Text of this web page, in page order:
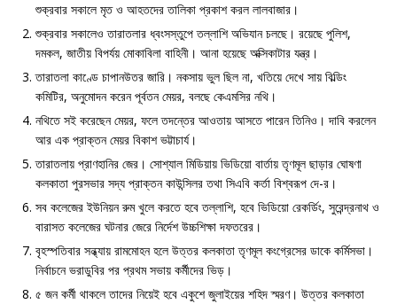
শুক্রবার সকালে মৃত ও আহতদের তালিকা প্রকাশ করল লালবাজার।
শুক্রবার সকালেও তারাতলার ধ্বংসস্তুপে তল্লাশি অভিযান চলছে। রয়েছে পুলিশ,
দমকল, জাতীয় বিপর্যয় মোকাবিলা বাহিনী। আনা হয়েছে অক্সিকাটার যন্ত্র।
তারাতলা কাণ্ডে চাপানউতর জারি। নকসায় ভুল ছিল না, খতিয়ে দেখে সায় বিল্ডিং
কমিটির, অনুমোদন করেন পূর্বতন মেয়র, বলছে কেএমসির নথি।
নথিতে সই করেছেন মেয়র, ফলে তদন্তের আওতায় আসতে পারেন তিনিও। দাবি করলেন
আর এক প্রাক্তন মেয়র বিকাশ ভট্টাচার্য।
তারাতলায় প্রাণহানির জের। সোশ্যাল মিডিয়ায় ভিডিয়ো বার্তায় তৃণমূল ছাড়ার ঘোষণা
কলকাতা পুরসভার সদ্য প্রাক্তন কাউন্সিলর তথা সিএবি কর্তা বিশ্বরূপ দে-র।
সব কলেজের ইউনিয়ন রুম খুলে করতে হবে তল্লাশি, হবে ভিডিয়ো রেকর্ডিং, সুরেন্দ্রনাথ ও
বারাসত কলেজের ঘটনার জেরে নির্দেশ উচ্চশিক্ষা দফতরের।
বৃহস্পতিবার সন্ধ্যায় রামমোহন হলে উত্তর কলকাতা তৃণমূল কংগ্রেসের ডাকে কর্মিসভা।
নির্বাচনে ভরাডুবির পর প্রথম সভায় কর্মীদের ভিড়।
৫ জন কর্মী থাকলে তাদের নিয়েই হবে একুশে জুলাইয়ের শহিদ স্মরণ। উত্তর কলকাতা